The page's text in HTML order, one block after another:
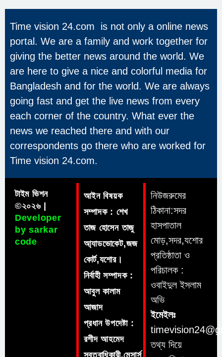
Time vision 24.com is not only a online news
portal. We are a family and work together for
giving the better news around the world. We
are here to give a nice and colorful media for
Bangladesh and for the world. We are always
going fast and get the live news from every
each corner of the country. What ever the
news we reached there and with our
correspondents go there who are worked for
Time vision 24.com.
টাইম ভিশন
©২০২৬ |
Developer
by sarkar
code
আইন বিষয়ক
সম্পাদক : শেখ
তাজ হোসেন তাজু
আ্যাডভোকেট,জজ
কোর্ট,যশোর।
নির্বাহী সম্পাদক :
আবুল কালাম
আজাদ
প্রধান উপদেষ্টা :
রশীদ আহমেদ
স্বত্বাধিকারী,মেসার্স
নিউজরুমের
ঠিকানা:সদর
হাসপাতাল
মোড়,সদর,যশোর
প্রতিষ্ঠাতা ও
পরিচালক :
ওবাইদুল ইসলাম
অভি
ইমেইলঃ
তথ্য দিয়ে